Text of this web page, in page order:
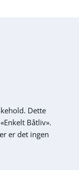
Dette
Båtliv».
er det ingen